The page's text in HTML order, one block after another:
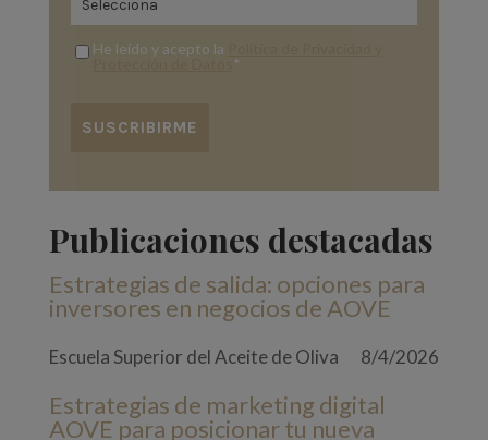
He leído y acepto la
*
Publicaciones destacadas
Estrategias de salida: opciones para
inversores en negocios de AOVE
Escuela Superior del Aceite de Oliva 8/4/2026
Estrategias de marketing digital
AOVE para posicionar tu nueva